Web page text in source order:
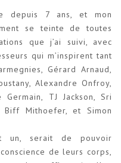
depuis 7 ans, et mon
se teinte de toutes
que j’ai suivi, avec
qui m’inspirent tant
Gérard Arnaud,
Alexandre Onfroy,
Germain, TJ Jackson, Sri
Biff Mithoefer, et Simon
un, serait de pouvoir
de leurs corps,